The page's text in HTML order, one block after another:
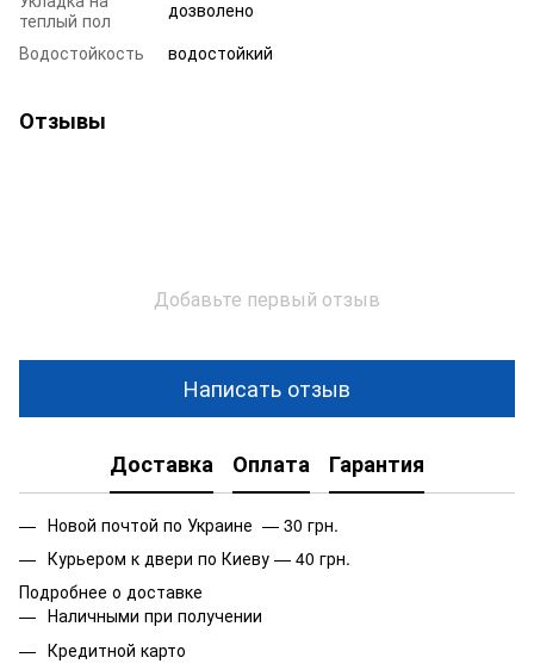
теплый пол
дозволено
Водостойкость
водостойкий
Отзывы
Добавьте первый отзыв
Написать отзыв
Доставка Оплата Гарантия
Новой почтой по Украине — 30 грн.
Курьером к двери по Киеву — 40 грн.
Подробнее о доставке
Наличными при получении
Кредитной карто